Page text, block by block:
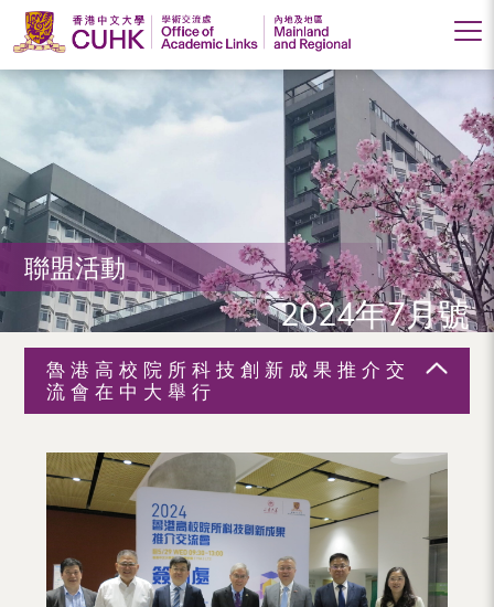
香
港
中
文
大
學
學
術
（內
聯盟活動
2024年7月號
魯港高校院所科技創新成果推介交
流會在中大舉行